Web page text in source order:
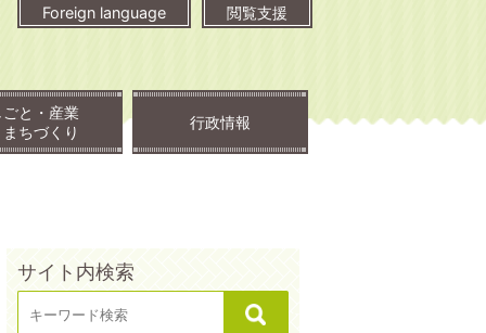
Foreign language 閲覧支援
ごと・産業
ちづくり
行政情報
サイト内検索